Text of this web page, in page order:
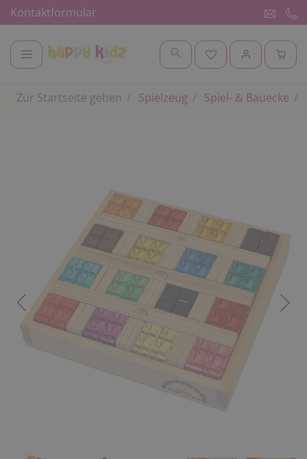
Kontaktformular
Zur Startseite gehen Spielzeug Spiel- & Bauecke